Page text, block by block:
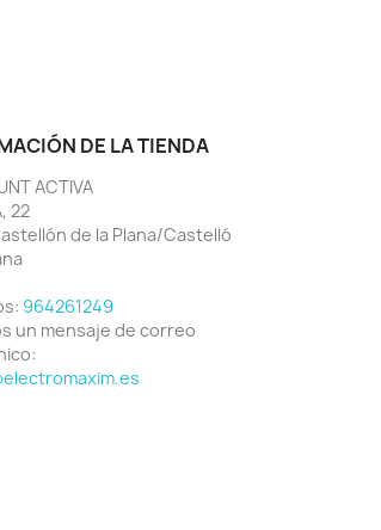
DE LA TIENDA
ACTIVA
22
de la Plana/Castelló
964261249
un mensaje de correo